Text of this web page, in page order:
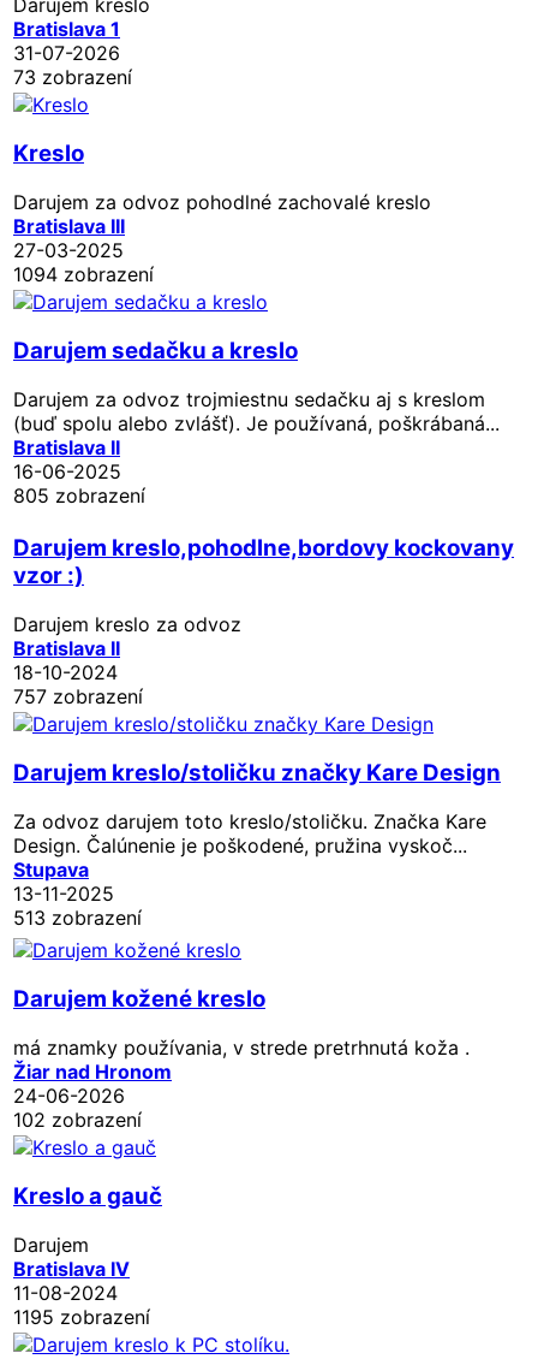
Bratislava 1
31-07-2026
73 zobrazení
Kreslo
Darujem za odvoz pohodlné zachovalé kreslo
Bratislava III
27-03-2025
1094 zobrazení
Darujem sedačku a kreslo
Darujem za odvoz trojmiestnu sedačku aj s kreslom
(buď spolu alebo zvlášť). Je používaná, poškrábaná...
Bratislava II
16-06-2025
805 zobrazení
Darujem kreslo,pohodlne,bordovy kockovany
vzor :)
Darujem kreslo za odvoz
Bratislava II
18-10-2024
757 zobrazení
Darujem kreslo/stoličku značky Kare Design
Za odvoz darujem toto kreslo/stoličku. Značka Kare
Design. Čalúnenie je poškodené, pružina vyskoč...
Stupava
13-11-2025
513 zobrazení
Darujem kožené kreslo
má znamky používania, v strede pretrhnutá koža .
Žiar nad Hronom
24-06-2026
102 zobrazení
Kreslo a gauč
Darujem
Bratislava IV
11-08-2024
1195 zobrazení